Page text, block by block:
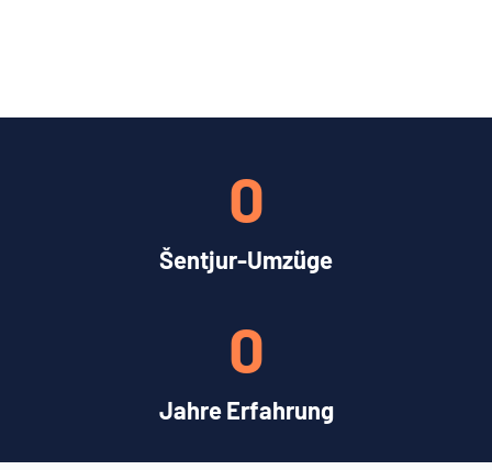
Šentjur-Umzüge
0
Jahre Erfahrung
0